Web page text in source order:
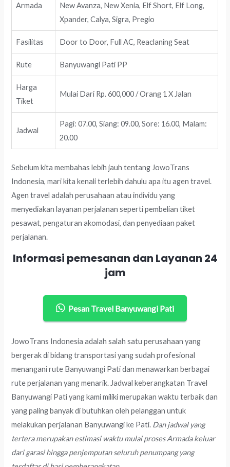
Armada
New Avanza, New Xenia, Elf Short, Elf Long,
Xpander, Calya, Sigra, Pregio
Fasilitas Door to Door, Full AC, Reaclaning Seat
Rute Banyuwangi Pati PP
Harga
Tiket
Mulai Dari Rp. 600,000 / Orang 1 X Jalan
Jadwal
Pagi: 07.00, Siang: 09.00, Sore: 16.00, Malam:
20.00
Sebelum kita membahas lebih jauh tentang JowoTrans
Indonesia, mari kita kenali terlebih dahulu apa itu agen travel.
Agen travel adalah perusahaan atau individu yang
menyediakan layanan perjalanan seperti pembelian tiket
pesawat, pengaturan akomodasi, dan penyediaan paket
perjalanan.
Informasi pemesanan dan Layanan 24
jam
Pesan Travel Banyuwangi Pati
JowoTrans Indonesia adalah salah satu perusahaan yang
bergerak di bidang transportasi yang sudah profesional
menangani rute Banyuwangi Pati dan menawarkan berbagai
rute perjalanan yang menarik. Jadwal keberangkatan Travel
Banyuwangi Pati yang kami miliki merupakan waktu terbaik dan
yang paling banyak di butuhkan oleh pelanggan untuk
melakukan perjalanan Banyuwangi ke Pati. Dan jadwal yang
tertera merupakan estimasi waktu mulai proses Armada keluar
dari garasi hingga penjemputan seluruh penumpang yang